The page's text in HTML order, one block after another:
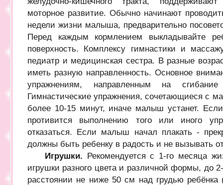
моторное развитие. Обычно начинают
недели жизни малыша, предварительно
Перед каждым кормлением выкладывайте
поверхность. Комплексу гимнастики и
педиатр и медицинская сестра. В разные
иметь разную направленность. Основное
упражнениям, направленным на
Гимнастические упражнения, сочетающиеся с
более 10-15 минут, иначе малыш устанет.
противится выполнению того или иного
отказаться. Если малыш начал плакать -
должны быть ребенку в радость и не вызывать
Игрушки. Рекомендуется с 1-го месяца
игрушки разного цвета и различной формы, до
расстоянии не ниже 50 см над грудью ребёнка